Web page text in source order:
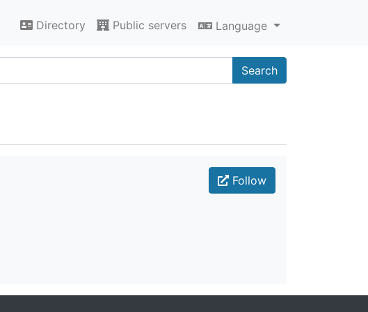
Directory Public servers Language
Search
Follow